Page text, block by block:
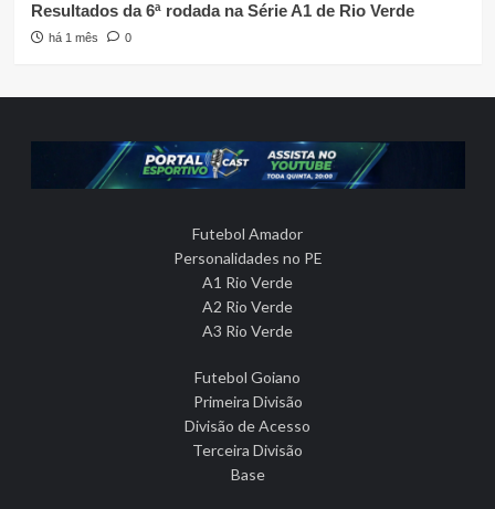
Resultados da 6ª rodada na Série A1 de Rio Verde
há 1 mês 0
Futebol Amador
Personalidades no PE
A1 Rio Verde
A2 Rio Verde
A3 Rio Verde
Futebol Goiano
Primeira Divisão
Divisão de Acesso
Terceira Divisão
Base